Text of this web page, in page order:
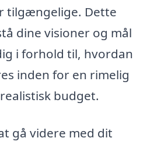
tilgængelige. Dette
dine visioner og mål
i forhold til, hvordan
inden for en rimelig
budget.
gå videre med dit